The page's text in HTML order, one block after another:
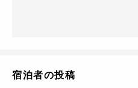
宿泊者の投稿